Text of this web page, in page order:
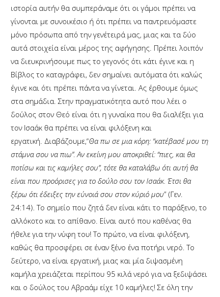
ιστορία αυτήν θα συμπεράναμε ότι οι γάμοι πρέπει να
γίνονται με συνοικέσιο ή ότι πρέπει να παντρευόμαστε
μόνο πρόσωπα από την γενέτειρά μας, μιας και τα δύο
αυτά στοιχεία είναι μέρος της αφήγησης. Πρέπει λοιπόν
να διευκρινήσουμε πως το γεγονός ότι κάτι έγινε και η
Βίβλος το καταγράφει, δεν σημαίνει αυτόματα ότι καλώς
έγινε και ότι πρέπει πάντα να γίνεται. Ας έρθουμε όμως
στα σημάδια. Στην πραγματικότητα αυτό που λέει ο
δούλος στον Θεό είναι ότι η γυναίκα που θα διαλέξει για
τον Ισαάκ θα πρέπει να είναι φιλόξενη και
εργατική. Διαβάζουμε,“Θα πω σε μια κόρη: “κατέβασέ μου τη
στάμνα σου να πιω”. Αν εκείνη μου αποκριθεί: “πιες, και θα
ποτίσω και τις καμήλες σου”, τότε θα καταλάβω ότι αυτή θα
είναι που προόρισες για το δούλο σου τον Ισαάκ. Έτσι θα
ξέρω ότι έδειξες την εύνοιά σου στον κύριό μου” (Γεν.
24:14). Το σημείο που ζητά δεν είναι κάτι το παράξενο, το
αλλόκοτο και το απίθανο. Είναι αυτό που καθένας θα
ήθελε για την νύφη του! Το πρώτο, να είναι φιλόξενη,
καθώς θα προσφέρει σε έναν ξένο ένα ποτήρι νερό. Το
δεύτερο, να είναι εργατική, μιας και μία διψασμένη
καμήλα χρειάζεται περίπου 95 κιλά νερό για να ξεδιψάσει
και ο δούλος του Αβραάμ είχε 10 καμήλες! Σε όλη την